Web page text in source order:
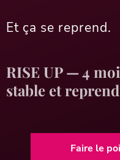
Et ça se reprend.
RISE UP — 4
stable et
Faire le